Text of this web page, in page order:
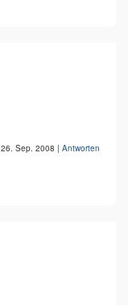
26. Sep. 2008 | Antworten